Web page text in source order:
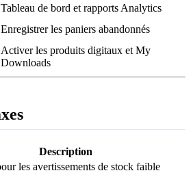
Tableau de bord et rapports Analytics
Enregistrer les paniers abandonnés
Activer les produits digitaux et My
Downloads
Description
les avertissements de stock faible